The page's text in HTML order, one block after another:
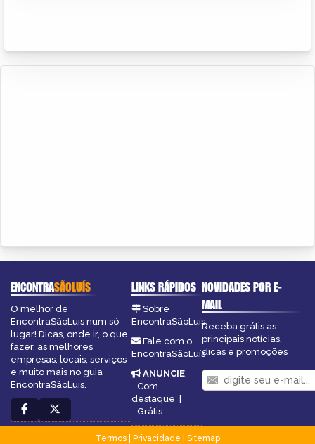
ENCONTRASÃOLUÍS
O melhor de
EncontraSãoLuis num só
lugar! Dicas, onde ir, o que
fazer, as melhores
empresas, locais, serviços
e muito mais no guia
EncontraSãoLuis.
LINKS RÁPIDOS
Sobre
EncontraSãoLuís
Fale com o
EncontraSãoLuís
ANUNCIE:
Com
destaque |
Grátis
NOVIDADES POR E-
MAIL
Receba grátis as
principais notícias,
dicas e promoções
Termos| Privacidade
Sitemap